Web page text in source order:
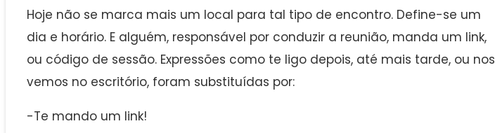
Hoje não se marca mais um local para tal tipo de encontro. Define-se um
dia e horário. E alguém, responsável por conduzir a reunião, manda um link,
ou código de sessão. Expressões como te ligo depois, até mais tarde, ou nos
vemos no escritório, foram substituídas por:
-Te mando um link!